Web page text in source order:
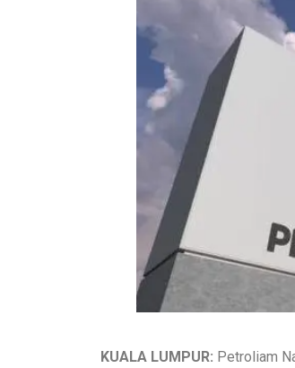
KUALA LUMPUR: Petroliam